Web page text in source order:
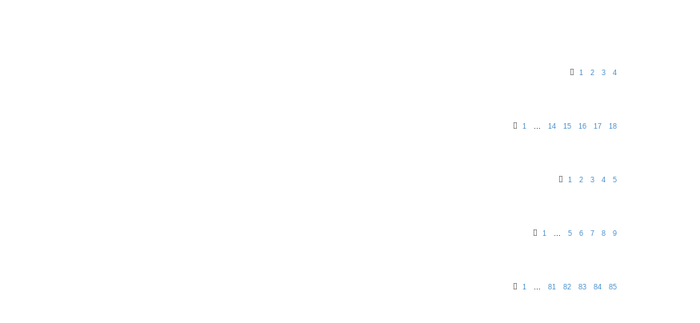
1 2 3 4
1 … 14 15 16 17 18
1 2 3 4 5
1 … 5 6 7 8 9
1 … 81 82 83 84 85